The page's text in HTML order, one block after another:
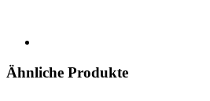
Ähnliche Produkte